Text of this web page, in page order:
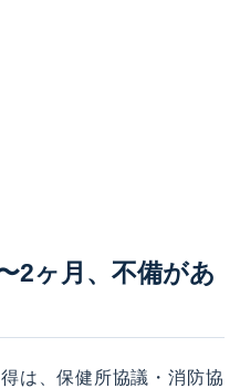
2ヶ月、不備があ
は、保健所協議・消防協